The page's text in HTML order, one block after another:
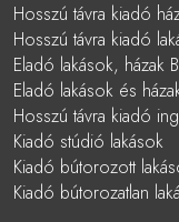
Hosszú távra kiadó
Hosszú távra kiadó
Eladó lakások, házak
Eladó lakások és
Hosszú távra kiadó
Kiadó stúdió lakások
Kiadó bútorozott
Kiadó bútorozatlan